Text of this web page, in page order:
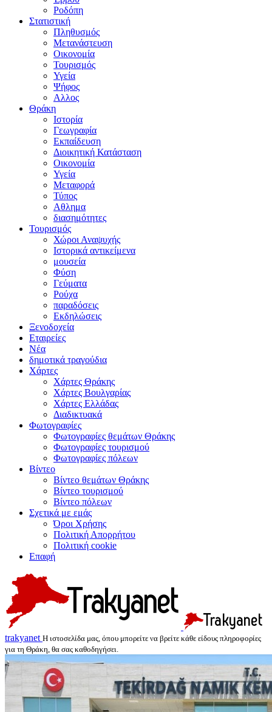
Ροδόπη
Στατιστική
Πληθυσμός
Μετανάστευση
Οικονομία
Τουρισμός
Υγεία
Ψήφος
Αλλος
Θράκη
Ιστορία
Γεωγραφία
Εκπαίδευση
Διοικητική Κατάσταση
Οικονομία
Υγεία
Μεταφορά
Τύπος
Αθλημα
διασημότητες
Τουρισμός
Χώροι Αναψυχής
Ιστορικά αντικείμενα
μουσεία
Φύση
Γεύματα
Ρούχα
παραδόσεις
Εκδηλώσεις
Ξενοδοχεία
Εταιρείες
Νέα
δημοτικά τραγούδια
Χάρτες
Χάρτες Θράκης
Χάρτες Βουλγαρίας
Χάρτες Ελλάδας
Διαδικτυακά
Φωτογραφίες
Φωτογραφίες θεμάτων Θράκης
Φωτογραφίες τουρισμού
Φωτογραφίες πόλεων
Βίντεο
Βίντεο θεμάτων Θράκης
Βίντεο τουρισμού
Βίντεο πόλεων
Σχετικά με εμάς
Όροι Χρήσης
Πολιτική Απορρήτου
Πολιτική cookie
Επαφή
trakyanet Η ιστοσελίδα μας, όπου μπορείτε να βρείτε κάθε είδους πληροφορίες
για τη Θράκη, θα σας καθοδηγήσει.